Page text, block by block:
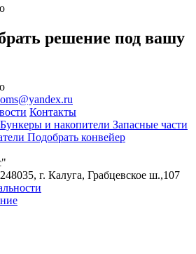
решение под вашу
Контакты
Бункеры и накопители Запасные части
Подобрать конвейер
г. Калуга, Грабцевское ш.,107